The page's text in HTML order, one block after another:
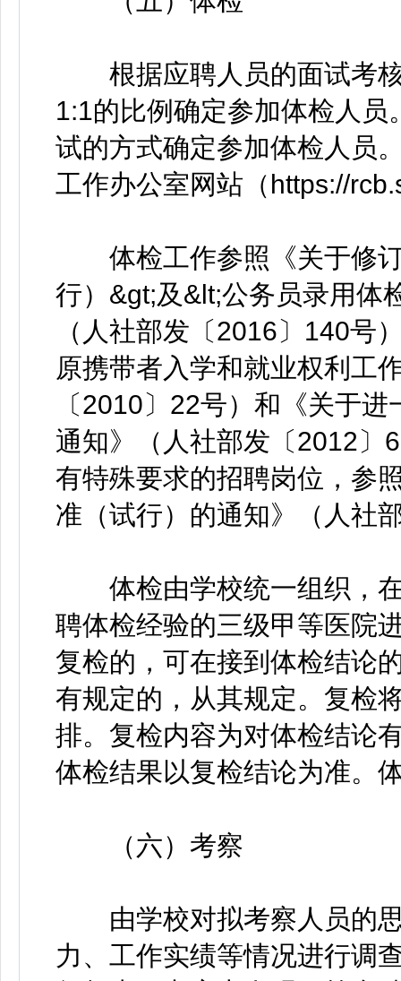
根据应聘人员的面试考核
1:1的比例确定参加体检人
试的方式确定参加体检人员
工作办公室网站（https://
体检工作参照《关于修订
行）&gt;及&lt;公务员录用体
（人社部发〔2016〕140号
原携带者入学和就业权利工
〔2010〕22号）和《关于
通知》（人社部发〔2012〕
有特殊要求的招聘岗位，参
准（试行）的通知》（人社
体检由学校统一组织，在
聘体检经验的三级甲等医院
复检的，可在接到体检结论
有规定的，从其规定。复检
排。复检内容为对体检结论
体检结果以复检结论为准。
（六）考察
由学校对拟考察人员的思
力、工作实绩等情况进行调